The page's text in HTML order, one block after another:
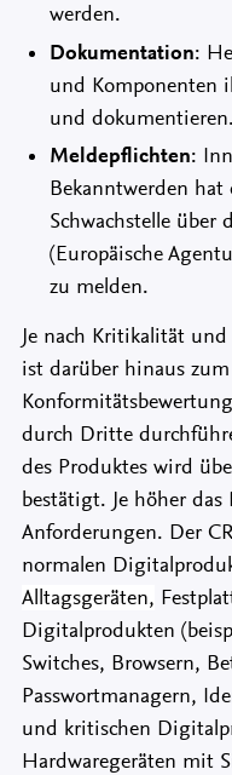
werden.
Dokumentation:
und Komponenten
und dokumentieren.
Meldepflichten:
Bekanntwerden hat
Schwachstelle über
(Europäische
zu melden.
Je nach Kritikalität
ist darüber hinaus
durch Dritte
des Produktes wird
bestätigt. Je höher
Anforderungen. Der
normalen
Alltagsgeräten,
Digitalprodukten
Switches, Browsern,
Passwortmanagern,
und kritischen
Hardwaregeräten mit